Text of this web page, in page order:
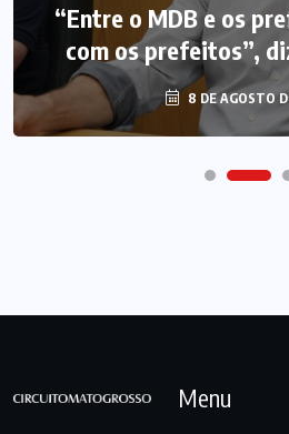
“Entre o MDB e os
com os prefeitos”,
8 DE AGOSTO
Menu